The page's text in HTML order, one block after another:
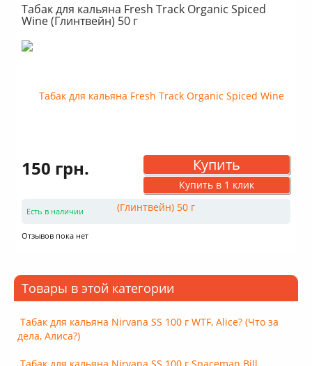
Табак для кальяна Fresh Track Organic Spiced
Wine (Глинтвейн) 50 г
150 грн. Купить
Купить в 1 клик
Есть в наличии
Отзывов пока нет
Товары в этой категории
Табак для кальяна Nirvana SS 100 г WTF, Alice? (Что за
дела, Алиса?)
Табак для кальяна Nirvana SS 100 г Spaceman Bill